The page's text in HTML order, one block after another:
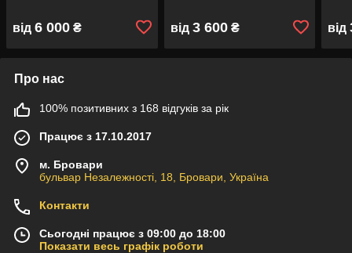
від 6 000 ₴ від 3 600₴ від
Про нас
100% позитивних з 168 відгуків за рік
Працює з 17.10.2017
м. Бровари
бульвар Незалежності, 18, Бровари, Україна
Контакти
Сьогодні працює з 09:00 до 18:00
Показати весь графік роботи